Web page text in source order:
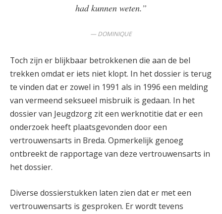
had kunnen weten.”
DOMINIQUE
Toch zijn er blijkbaar betrokkenen die aan de bel
trekken omdat er iets niet klopt. In het dossier is terug
te vinden dat er zowel in 1991 als in 1996 een melding
van vermeend seksueel misbruik is gedaan. In het
dossier van Jeugdzorg zit een werknotitie dat er een
onderzoek heeft plaatsgevonden door een
vertrouwensarts in Breda. Opmerkelijk genoeg
ontbreekt de rapportage van deze vertrouwensarts in
het dossier.
Diverse dossierstukken laten zien dat er met een
vertrouwensarts is gesproken. Er wordt tevens